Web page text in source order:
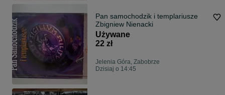
Pan samochodzik i templariusze
Zbigniew Nienacki
Używane
22 zł
Jelenia Góra, Zabobrze
Dzisiaj o 14:45